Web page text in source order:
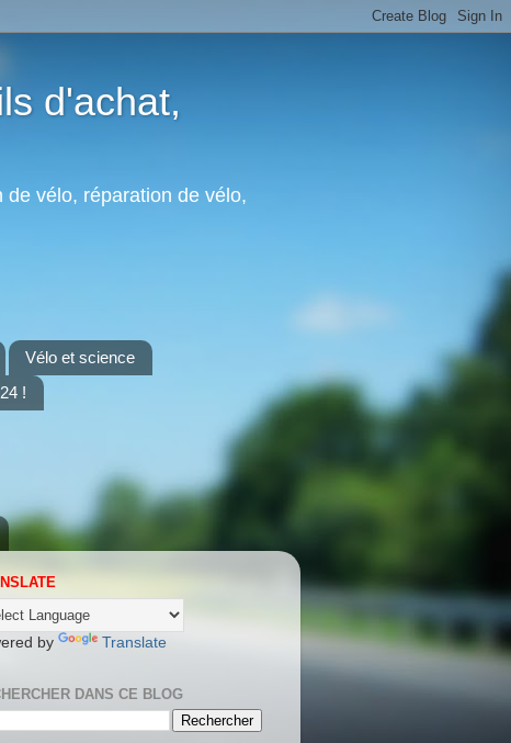
d'achat,
vélo, réparation de vélo,
Vélo et science
!
by Translate
DANS CE BLOG